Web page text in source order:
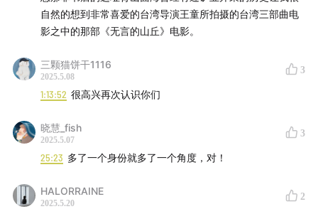
自然的想到非常喜爱的台湾导演王童所拍摄的台湾三部曲电
影之中的那部《无言的山丘》电影。
三颗猫饼干1116
2025.5.08
3
1:13:52 很高兴再次认识你们
晓慧_fish
2025.5.07
3
25:23 多了一个身份就多了一个角度，对！
HALORRAINE
2025.5.20
2